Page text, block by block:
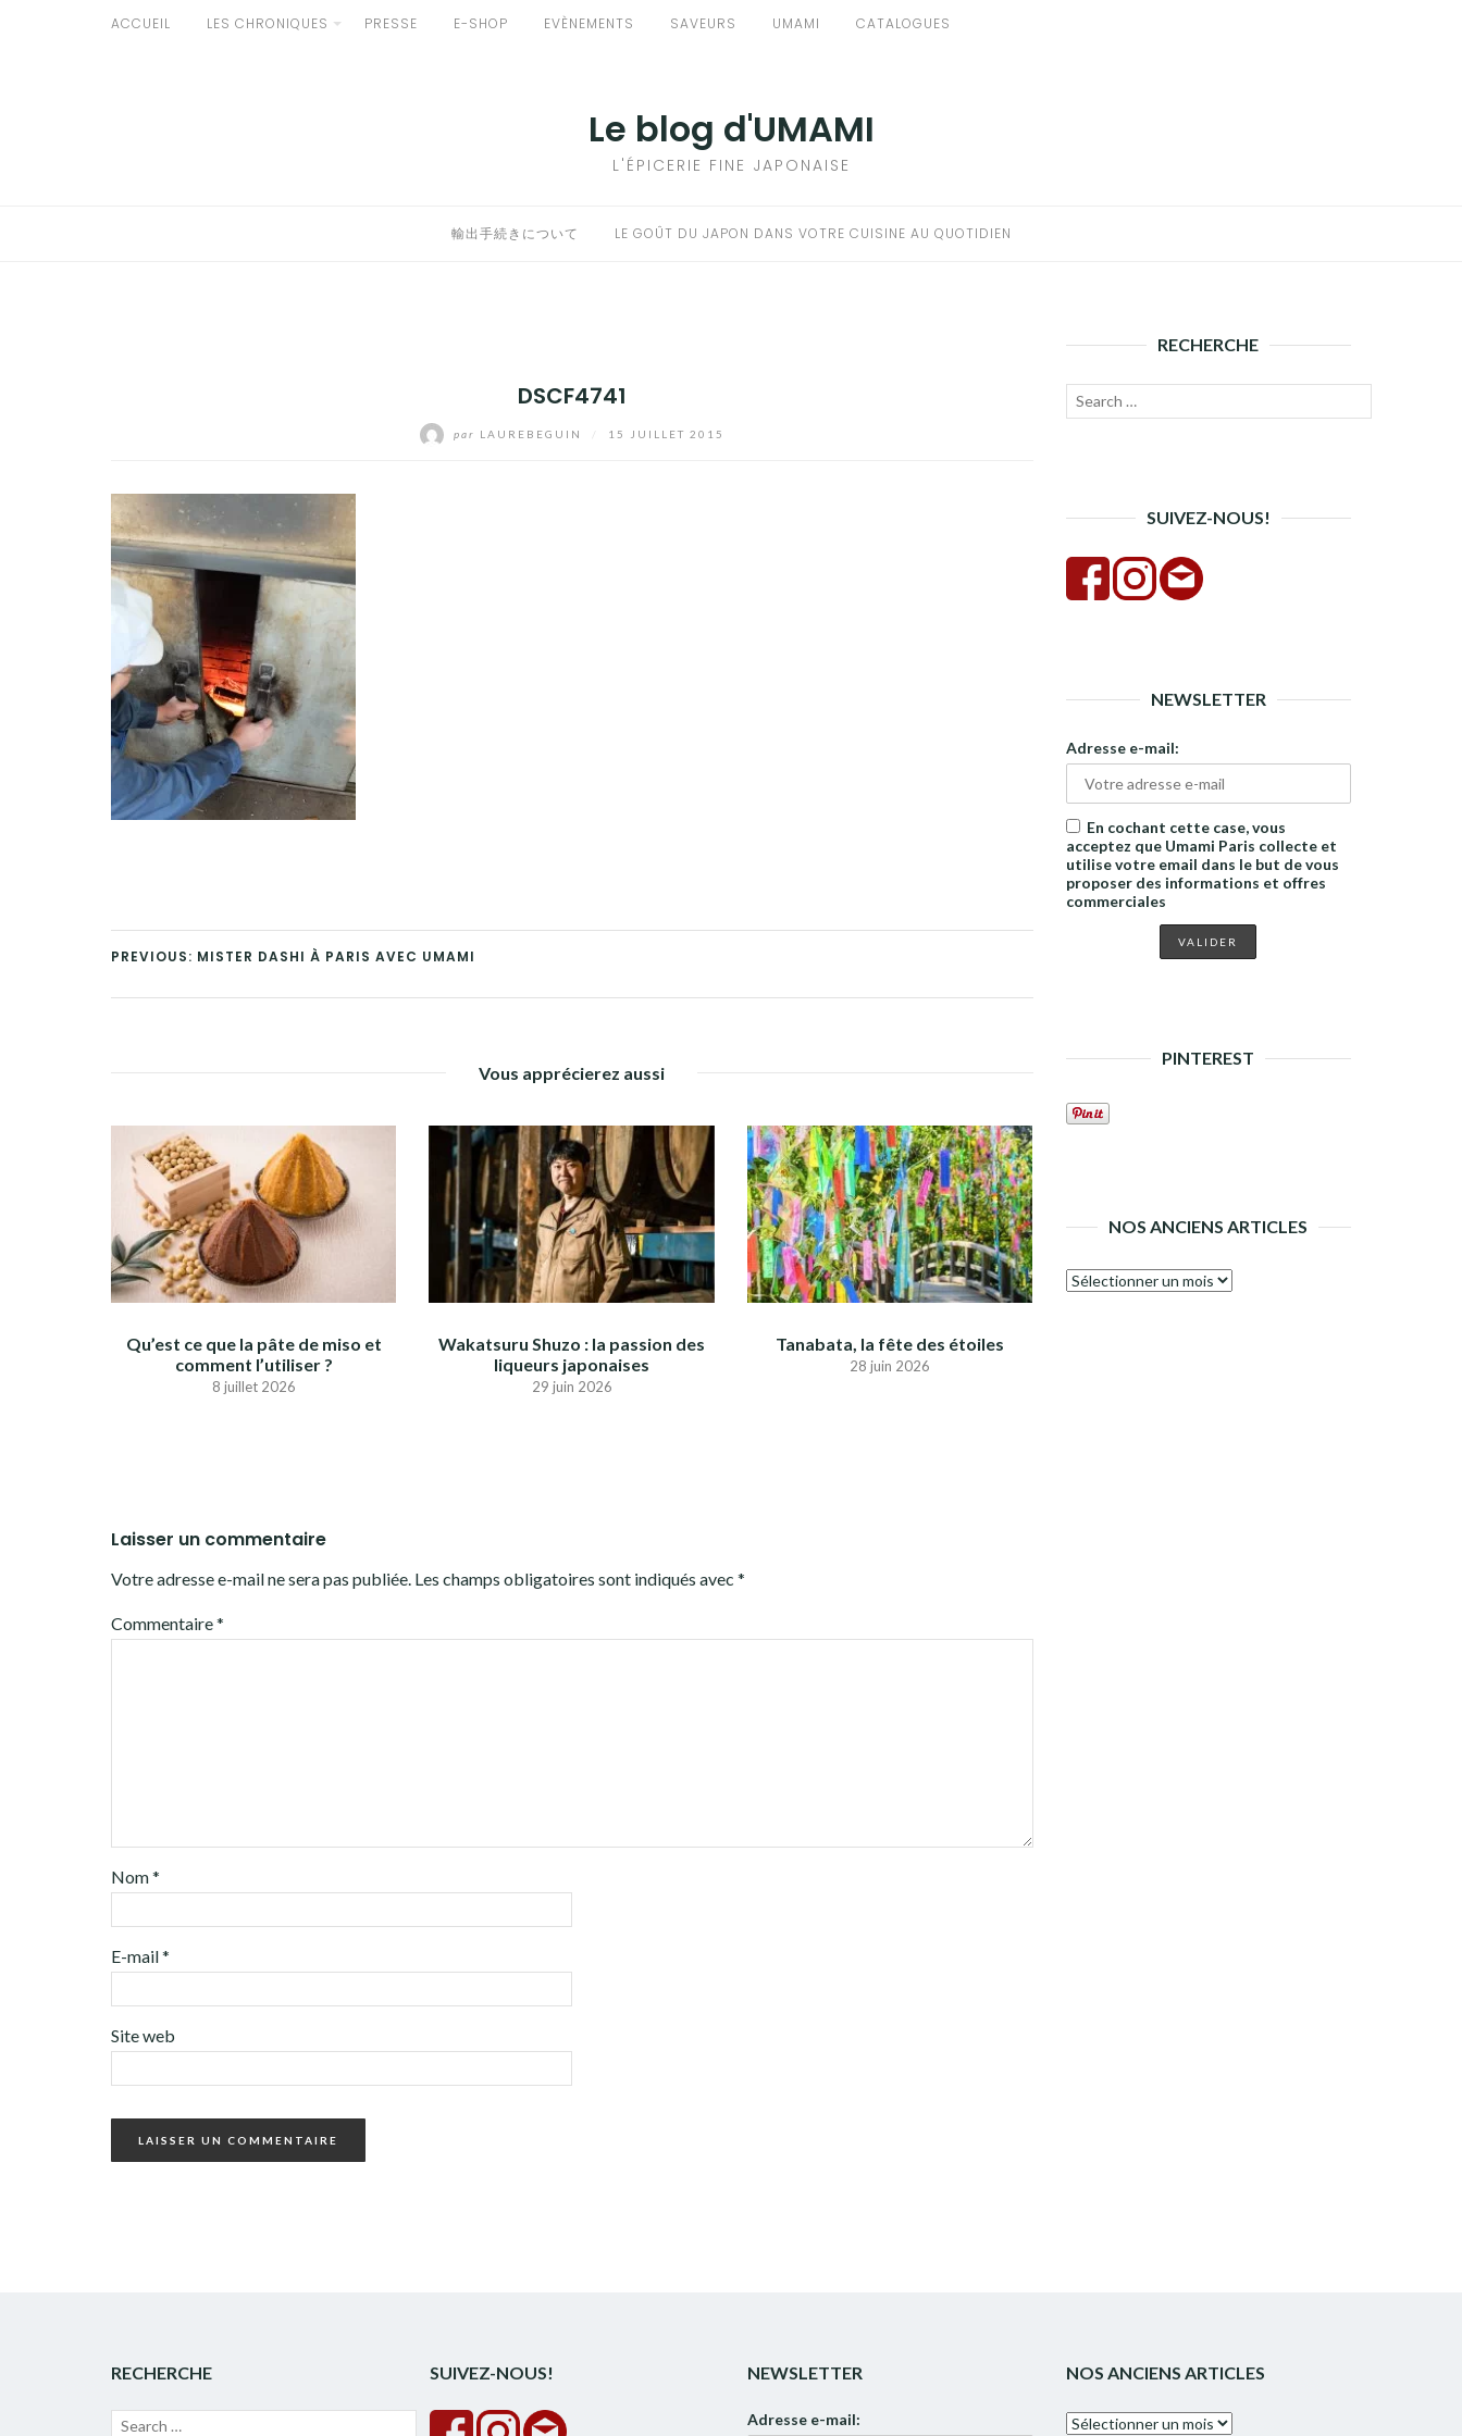
ACCUEIL LES CHRONIQUES PRESSE E-SHOP EVÈNEMENTS SAVEURS UMAMI CATALOGUES
Le blog d'UMAMI
L'ÉPICERIE FINE JAPONAISE
輸出手続きについて LE GOÛT DU JAPON DANS VOTRE CUISINE AU QUOTIDIEN
DSCF4741
par LAUREBEGUIN 15 JUILLET 2015
PREVIOUS: MISTER DASHI À PARIS AVEC UMAMI
Vous apprécierez aussi
Qu’est ce que la pâte de miso et
comment l’utiliser ?
8 juillet 2026
Wakatsuru Shuzo : la passion des
liqueurs japonaises
29 juin 2026
Tanabata, la fête des étoiles
28 juin 2026
Laisser un commentaire
Votre adresse e-mail ne sera pas publiée. Les champs obligatoires sont indiqués avec *
Commentaire*
Nom*
E-mail*
Site web
RECHERCHE
Recherche
SUIVEZ-NOUS!
NEWSLETTER
Adresse e-mail:
En cochant cette case, vous
acceptez que Umami Paris collecte et
utilise votre email dans le but de vous
proposer des informations et offres
commerciales
PINTEREST
NOS ANCIENS ARTICLES
Nos
RECHERCHE
Recherche
SUIVEZ-NOUS! NEWSLETTER
Adresse e-mail:
NOS ANCIENS ARTICLES
Nos